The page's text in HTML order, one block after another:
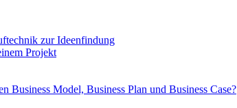
zur Ideenfindung
Projekt
Business Model, Business Plan und Business Case?